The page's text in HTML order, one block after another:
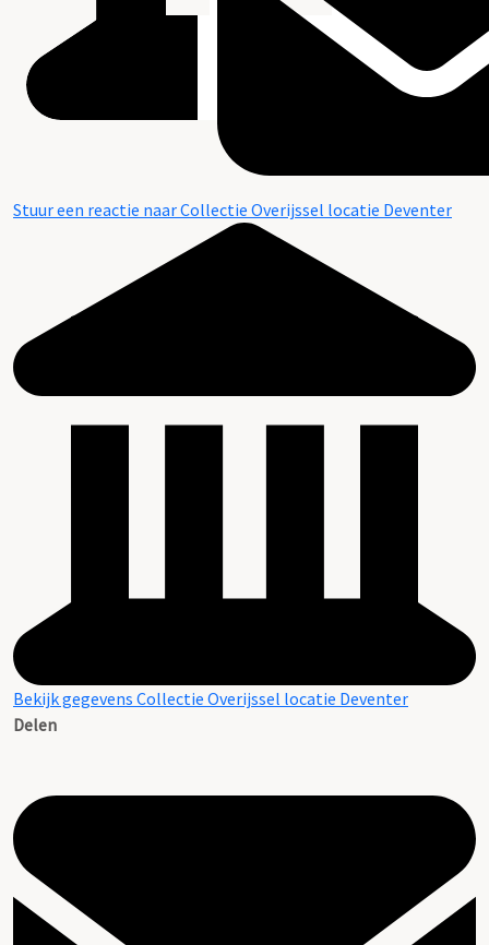
Stuur een reactie naar Collectie Overijssel locatie Deventer
Bekijk gegevens Collectie Overijssel locatie Deventer
Delen